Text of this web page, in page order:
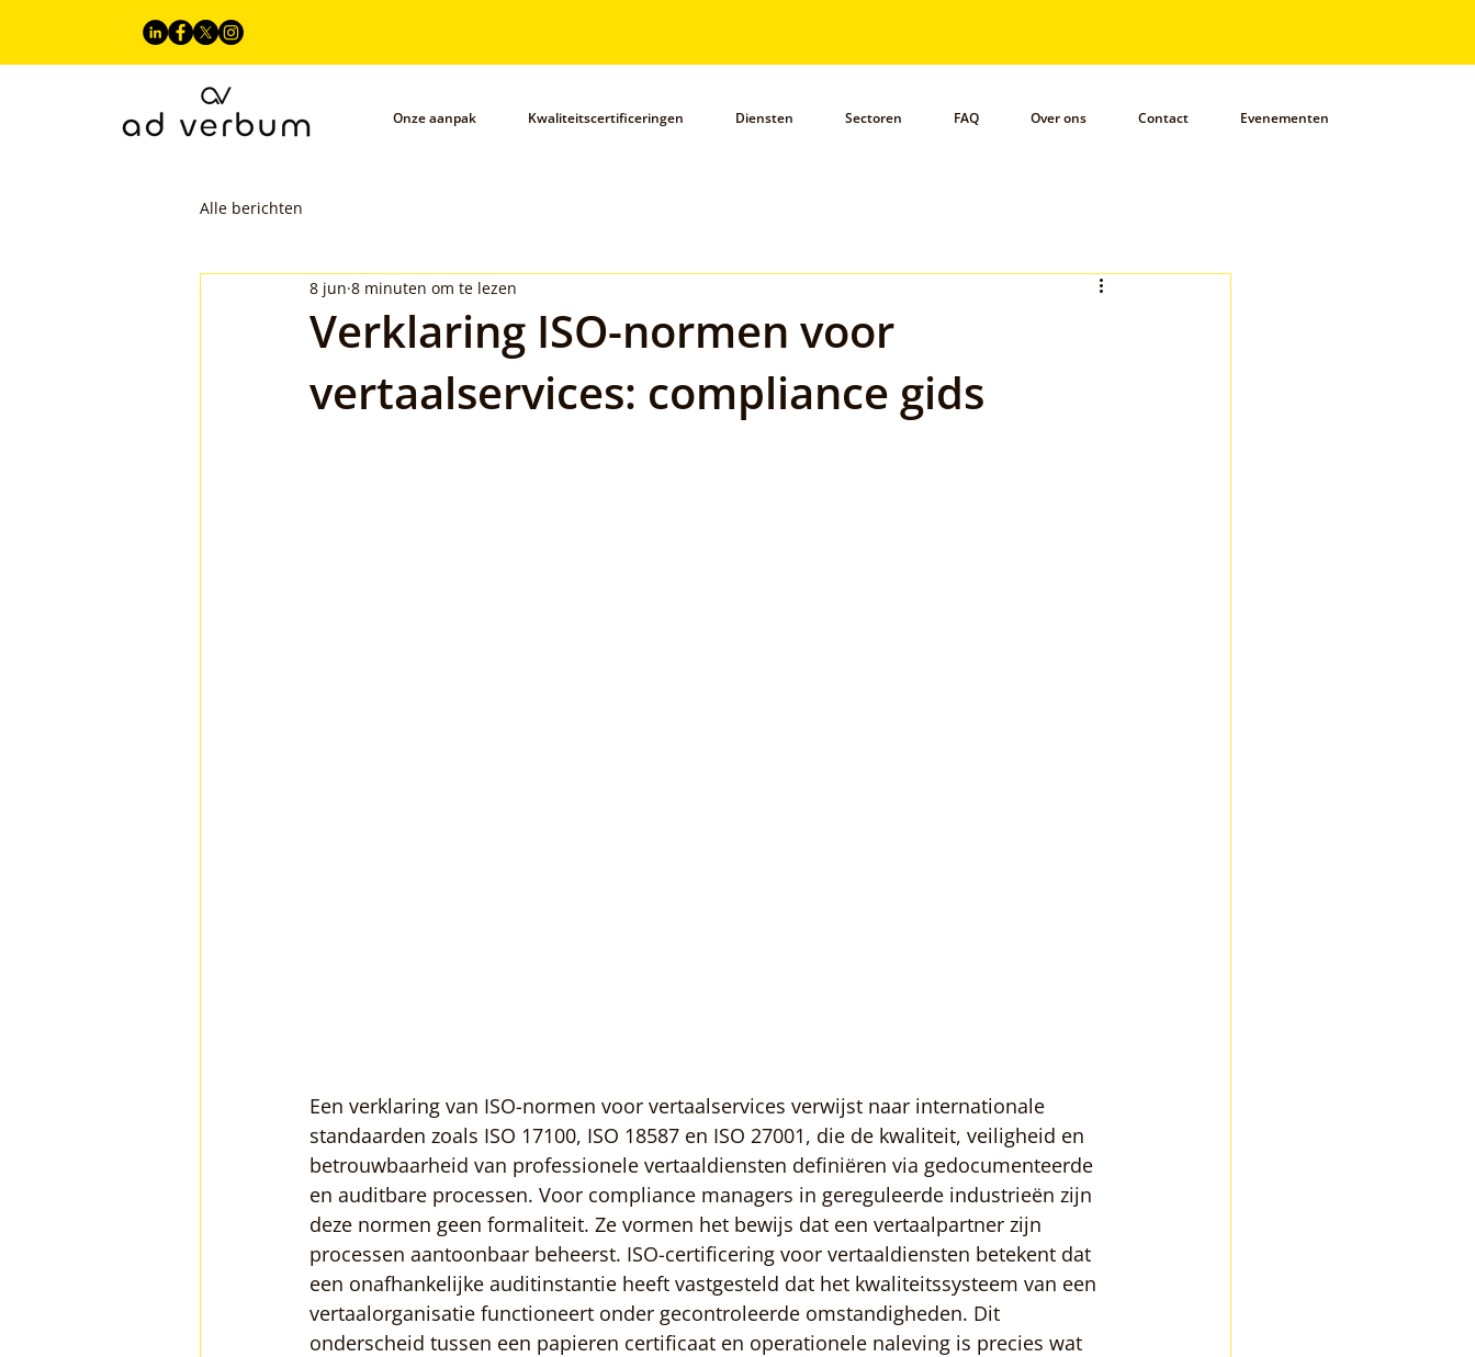
Onze aanpak Kwaliteitscertificeringen Diensten Sectoren FAQ Over ons Contact Evenementen
Alle berichten
Verklaring ISO-normen voor
vertaalservices: compliance gids
8 jun 8 minuten om te lezen
Een verklaring van ISO-normen voor vertaalservices verwijst naar internationale
standaarden zoals ISO 17100, ISO 18587 en ISO 27001, die de kwaliteit, veiligheid en
betrouwbaarheid van professionele vertaaldiensten definiëren via gedocumenteerde
en auditbare processen. Voor compliance managers in gereguleerde industrieën zijn
deze normen geen formaliteit. Ze vormen het bewijs dat een vertaalpartner zijn
processen aantoonbaar beheerst. ISO-certificering voor vertaaldiensten betekent dat
een onafhankelijke auditinstantie heeft vastgesteld dat het kwaliteitssysteem van een
vertaalorganisatie functioneert onder gecontroleerde omstandigheden. Dit
onderscheid tussen een papieren certificaat en operationele naleving is precies wat